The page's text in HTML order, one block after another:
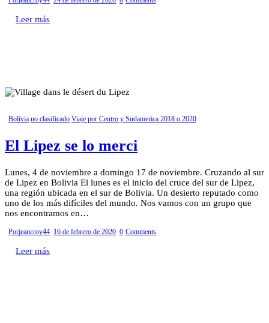
Leer más
Bolivia no clasificado Viaje por Centro y Sudamerica 2018 o 2020
El Lipez se lo merci
Lunes, 4 de noviembre a domingo 17 de noviembre. Cruzando al sur
de Lipez en Bolivia El lunes es el inicio del cruce del sur de Lipez,
una región ubicada en el sur de Bolivia. Un desierto reputado como
uno de los más difíciles del mundo. Nos vamos con un grupo que
nos encontramos en…
Porjeancroy44 16 de febrero de 2020 0 Comments
Leer más